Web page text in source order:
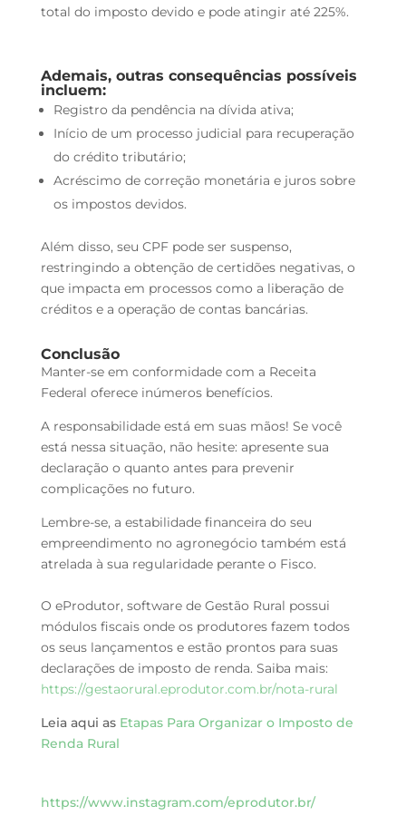
total do imposto devido e pode atingir até 225%.
Ademais, outras consequências possíveis
incluem:
Registro da pendência na dívida ativa;
Início de um processo judicial para recuperação
do crédito tributário;
Acréscimo de correção monetária e juros sobre
os impostos devidos.
Além disso, seu CPF pode ser suspenso,
restringindo a obtenção de certidões negativas, o
que impacta em processos como a liberação de
créditos e a operação de contas bancárias.
Conclusão
Manter-se em conformidade com a Receita
Federal oferece inúmeros benefícios.
A responsabilidade está em suas mãos! Se você
está nessa situação, não hesite: apresente sua
declaração o quanto antes para prevenir
complicações no futuro.
Lembre-se, a estabilidade financeira do seu
empreendimento no agronegócio também está
atrelada à sua regularidade perante o Fisco.
O eProdutor, software de Gestão Rural possui
módulos fiscais onde os produtores fazem todos
os seus lançamentos e estão prontos para suas
declarações de imposto de renda. Saiba mais:
https://gestaorural.eprodutor.com.br/nota-rural
Leia aqui as Etapas Para Organizar o Imposto de
Renda Rural
https://www.instagram.com/eprodutor.br/